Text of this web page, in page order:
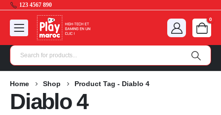
123 4567 890
0
Home Shop Product Tag - Diablo 4
Diablo 4